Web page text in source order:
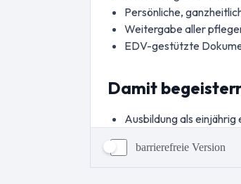
barrierefreie Version